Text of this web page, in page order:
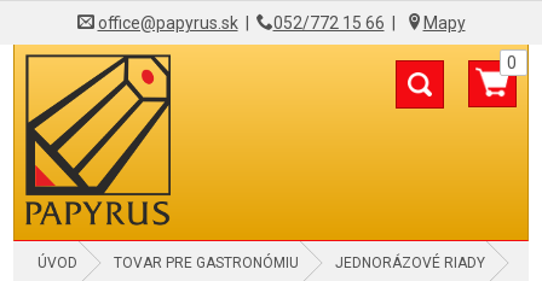
office@papyrus.sk| 052/772 15 66 Mapy
0
ÚVOD TOVAR PRE GASTRONÓMIU JEDNORÁZOVÉ RIADY